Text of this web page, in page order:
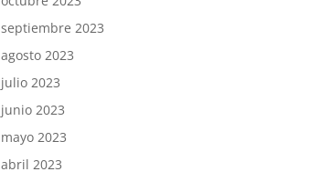
septiembre 2023
agosto 2023
julio 2023
junio 2023
mayo 2023
abril 2023